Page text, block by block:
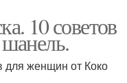
10 советов
для женщин от Коко